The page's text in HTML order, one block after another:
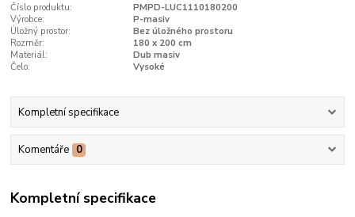
Číslo produktu:
PMPD-LUC1110180200
Výrobce:
P-masiv
Úložný prostor:
Bez úložného prostoru
Rozměr:
180 x 200 cm
Materiál:
Dub masiv
Čelo:
Vysoké
Kompletní specifikace
Komentáře 0
Kompletní specifikace